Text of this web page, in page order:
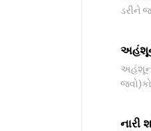
ડરીને
નારી